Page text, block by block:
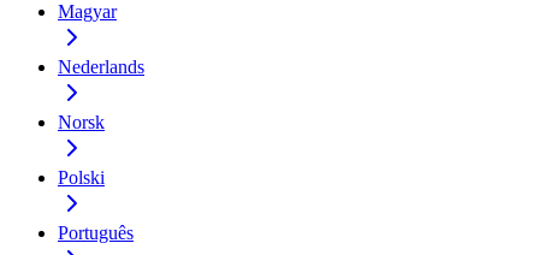
Magyar
Nederlands
Norsk
Polski
Português